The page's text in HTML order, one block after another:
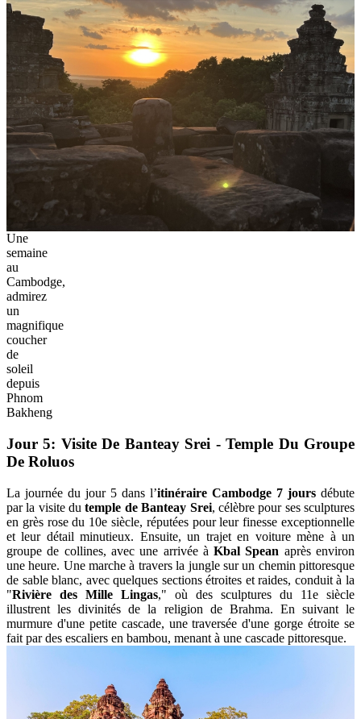
Une
semaine
au
Cambodge,
admirez
un
magnifique
coucher
de
soleil
depuis
Phnom
Bakheng
Jour 5: Visite De Banteay Srei - Temple Du Groupe
De Roluos
La journée du jour 5 dans l’itinéraire Cambodge 7 jours débute
par la visite dutemple de Banteay Srei, célèbre pour ses sculptures
en grès rose du 10e siècle, réputées pour leur finesse exceptionnelle
et leur détail minutieux. Ensuite, un trajet en voiture mène à un
groupe de collines, avec une arrivée àKbal Spean après environ
une heure. Une marche à travers la jungle sur un chemin pittoresque
de sable blanc, avec quelques sections étroites et raides, conduit à la
"Rivière des Mille Lingas," où des sculptures du 11e siècle
illustrent les divinités de la religion de Brahma. En suivant le
murmure d'une petite cascade, une traversée d'une gorge étroite se
fait par des escaliers en bambou, menant à une cascade pittoresque.